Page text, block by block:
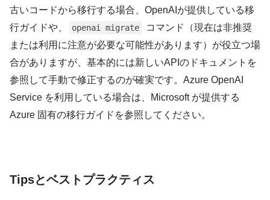
古いコードから移行する場合、OpenAIが提供している移
行ガイドや、
openai migrate
コマンド（現在は非推奨
または利用に注意が必要な可能性があります）が役立つ場
合がありますが、基本的には新しいAPIのドキュメントを
参照して手動で修正するのが確実です。Azure OpenAI
Service を利用している場合は、Microsoft が提供する
Azure 固有の移行ガイドを参照してください。
Tipsとベストプラクティス